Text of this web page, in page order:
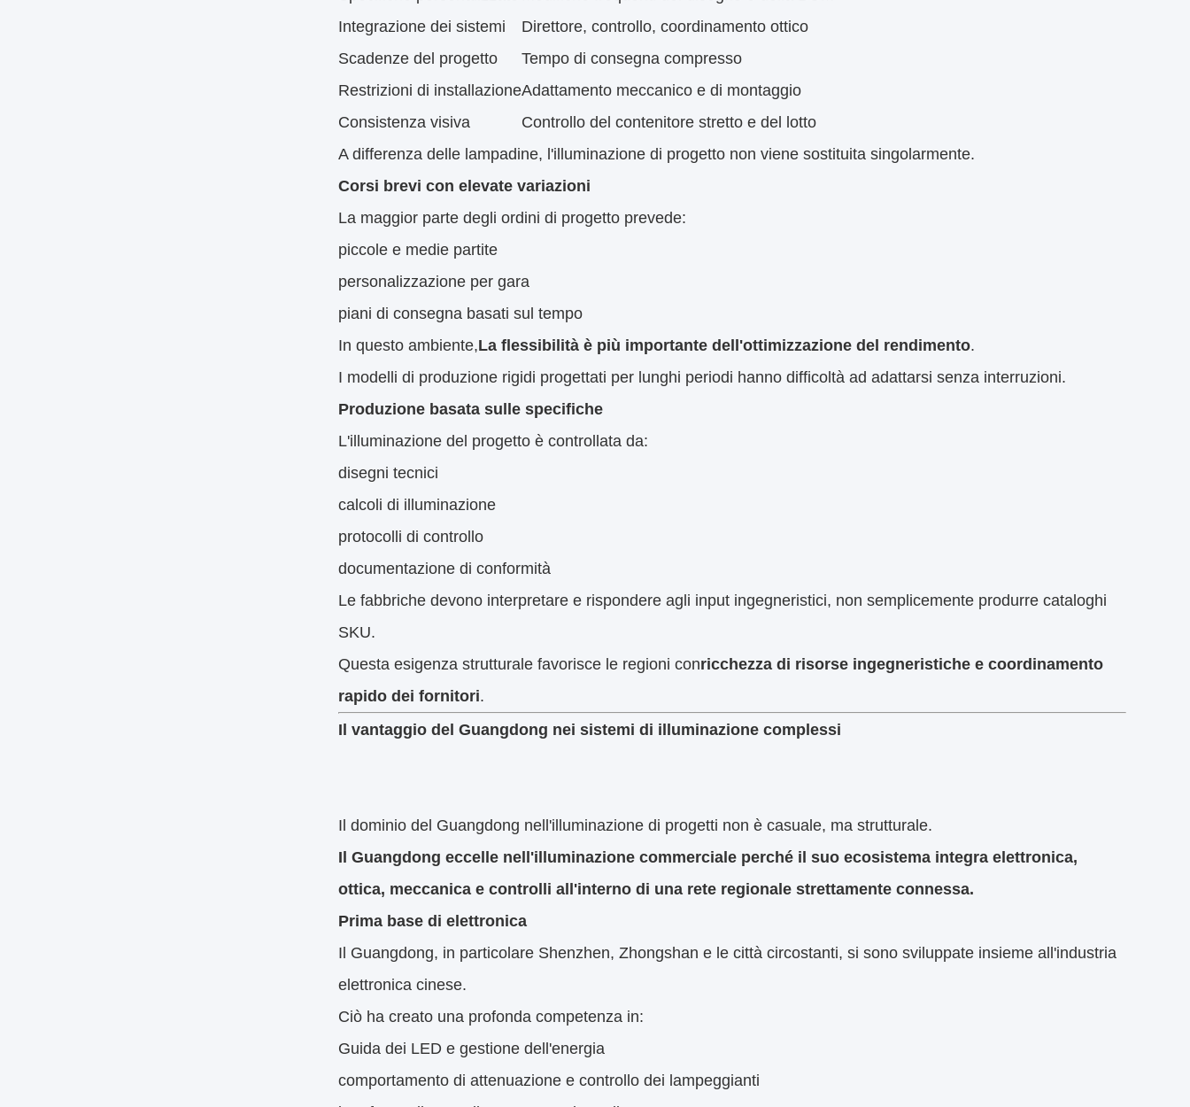
L'illuminazione di progetto si comporta in modo molto diverso dalla produzione di lampadine standardizzate.
L'illuminazione basata su progetti è definita dalla variabilità, dall'integrazione del sistema e dal
coordinamento, non dall'efficienza del volume o dalla ripetizione.
Ciò che rende strutturalmente diversa l'illuminazione di progetto
L'illuminazione commerciale e di progetto comprende in genere:
luci e pannelli
attrezzature lineari e architettoniche
sistemi ferroviari
alloggiamenti e ottiche personalizzati
Questi prodotti sono raramente forniti come articoli indipendenti.
integrato.
Tra le caratteristiche strutturali principali figurano:
Caratteristica
Specifiche personalizzate Modifiche frequenti del disegno e della BOM
Integrazione dei sistemi
Direttore, controllo, coordinamento ottico
Scadenze del progetto
Restrizioni di installazioneAdattamento meccanico e di montaggio
Consistenza visiva
A differenza delle lampadine, l'illuminazione di progetto non viene sostituita singolarmente.
piccole e medie partite
personalizzazione per gara
piani di consegna basati sul tempo
In questo ambiente,La flessibilità è più importante dell'ottimizzazione del rendimento
I modelli di produzione rigidi progettati per lunghi periodi hanno difficoltà ad adattarsi senza interruzioni.
Produzione basata sulle specifiche
L'illuminazione del progetto è controllata da:
disegni tecnici
calcoli di illuminazione